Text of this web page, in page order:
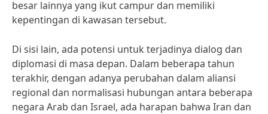
besar lainnya yang ikut campur dan memiliki
kepentingan di kawasan tersebut.
Di sisi lain, ada potensi untuk terjadinya dialog dan
diplomasi di masa depan. Dalam beberapa tahun
terakhir, dengan adanya perubahan dalam aliansi
regional dan normalisasi hubungan antara beberapa
negara Arab dan Israel, ada harapan bahwa Iran dan